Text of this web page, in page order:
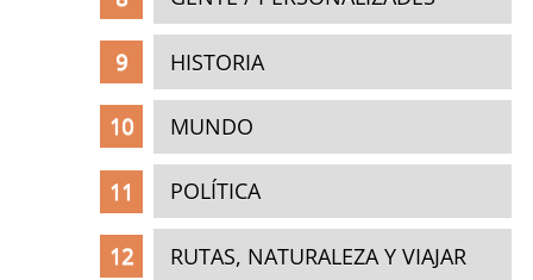
HISTORIA
MUNDO
POLÍTICA
RUTAS, NATURALEZA Y VIAJAR